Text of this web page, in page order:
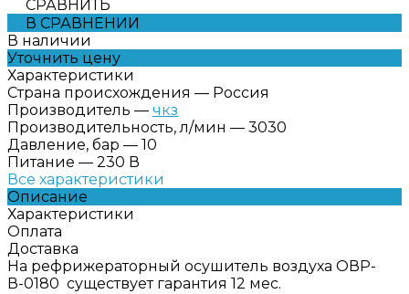
СРАВНИТЬ
В СРАВНЕНИИ
В наличии
Уточнить цену
Характеристики
Страна происхождения — Россия
Производитель — чкз
Производительность, л/мин — 3030
Давление, бар — 10
Питание — 230 В
Все характеристики
Описание
Характеристики
Оплата
Доставка
На рефрижераторный осушитель воздуха ОВР-
В-0180 существует гарантия 12 мес.